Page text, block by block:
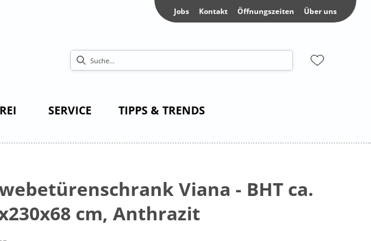
Jobs Kontakt Öffnungszeiten Über uns
SERVICE TIPPS & TRENDS
Viana - BHT ca.
cm, Anthrazit